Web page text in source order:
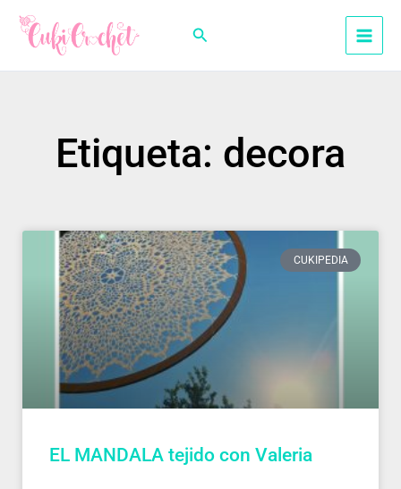
contenido
Buscar
Etiqueta: decora
CUKIPEDIA
EL MANDALA tejido con Valeria